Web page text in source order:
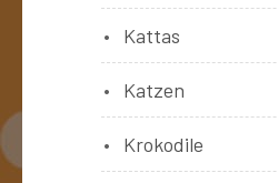
Kattas
Katzen
Krokodile